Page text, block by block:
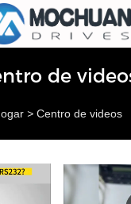
de
> Centro de videos